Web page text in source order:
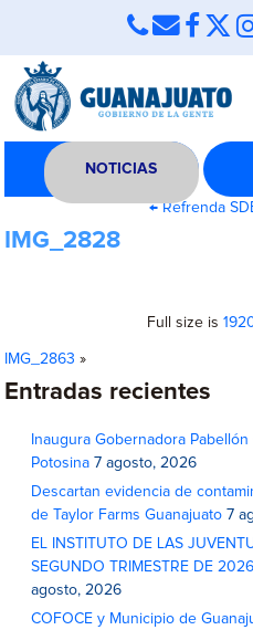
NOTICIAS
←Refrenda
IMG_2828
Full size is
IMG_2863 »
Entradas recientes
Inaugura Gobernadora
Potosina 7 agosto, 2026
Descartan evidencia de
de Taylor Farms Guanajuato 7
EL INSTITUTO DE LAS
SEGUNDO TRIMESTRE DE
agosto, 2026
COFOCE y Municipio de